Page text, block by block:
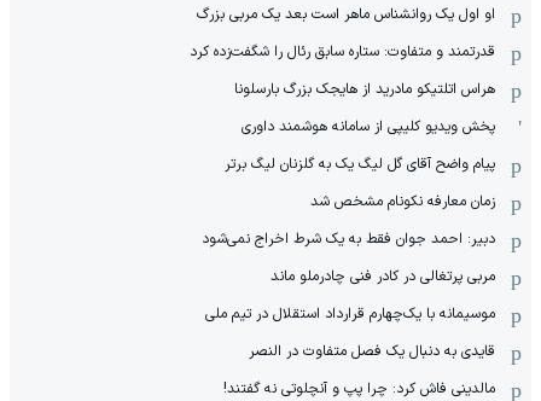
او اول یک روانشناس ماهر است بعد یک مربی بزرگ
قدرتمند و متفاوت: ستاره سابق رئال را شگفت‌زده کرد
هراس اتلتیکو مادرید از هایجک بزرگ بارسلونا
پخش ویدیو کلیپی از سامانه هوشمند داوری
پیام واضح آقای گل لیگ یک به گلزنان لیگ برتر
زمان معارفه نکونام مشخص شد
دبیر: احمد جوان فقط به یک شرط اخراج نمی‌شود
مربی پرتغالی در کادر فنی چادرملو ماند
موسیمانه با یک‌چهارم قرارداد استقلال در تیم ملی
قایدی به دنبال یک فصل متفاوت در النصر
مالدینی فاش کرد: چرا پپ و آنچلوتی نه گفتند!